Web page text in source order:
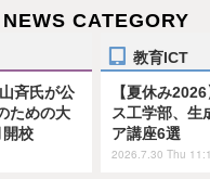
NEWS CATEGORY
斉氏が公
ための大
開校
教育ICT
【夏休み
ス工学部、生
ア講座6選
2026.7.30 Thu